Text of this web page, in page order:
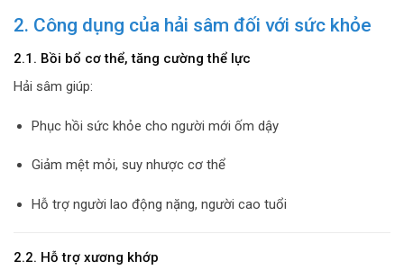
2. Công dụng của hải sâm đối với sức khỏe
2.1. Bồi bổ cơ thể, tăng cường thể lực
Hải sâm giúp:
Phục hồi sức khỏe cho người mới ốm dậy
Giảm mệt mỏi, suy nhược cơ thể
Hỗ trợ người lao động nặng, người cao tuổi
2.2. Hỗ trợ xương khớp